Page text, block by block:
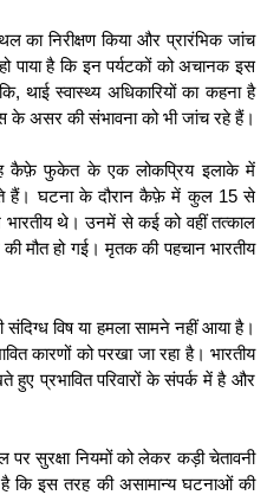
निरीक्षण किया और प्रारंभिक जांच
पाया है कि इन पर्यटकों को अचानक इस
थाई स्वास्थ्य अधिकारियों का कहना है
के असर की संभावना को भी जांच रहे हैं।
यह कैफ़े फुकेत के एक लोकप्रिय इलाके में
हैं। घटना के दौरान कैफ़े में कुल 15 से
थे। उनमें से कई को वहीं तत्काल
मौत हो गई। मृतक की पहचान भारतीय
विष या हमला सामने नहीं आया है।
कारणों को परखा जा रहा है। भारतीय
हुए प्रभावित परिवारों के संपर्क में है और
पर सुरक्षा नियमों को लेकर कड़ी चेतावनी
है कि इस तरह की असामान्य घटनाओं की